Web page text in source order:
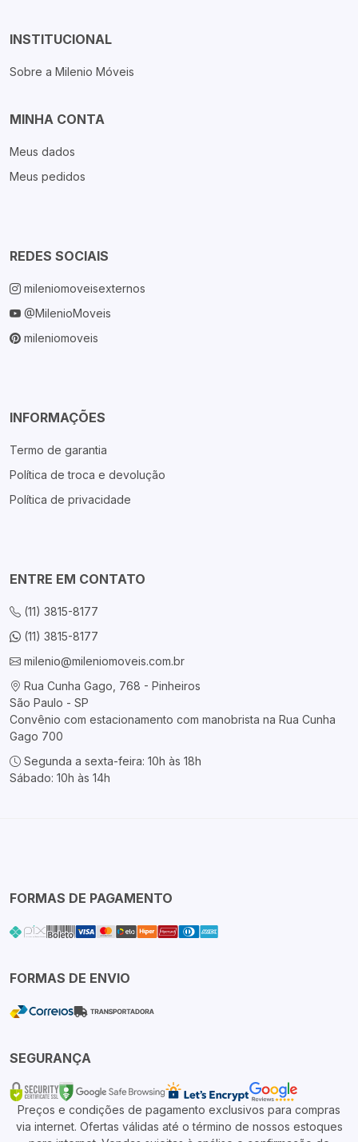
INSTITUCIONAL
Sobre a Milenio Móveis
MINHA CONTA
Meus dados
Meus pedidos
REDES SOCIAIS
mileniomoveisexternos
@MilenioMoveis
mileniomoveis
INFORMAÇÕES
Termo de garantia
Política de troca e devolução
Política de privacidade
ENTRE EM CONTATO
(11) 3815-8177
(11) 3815-8177
milenio@mileniomoveis.com.br
Rua Cunha Gago, 768 - Pinheiros
São Paulo - SP
Convênio com estacionamento com manobrista na Rua Cunha
Gago 700
Segunda a sexta-feira: 10h às 18h
Sábado: 10h às 14h
FORMAS DE PAGAMENTO
FORMAS DE ENVIO
SEGURANÇA
Preços e condições de pagamento exclusivos para compras
via internet. Ofertas válidas até o término de nossos estoques